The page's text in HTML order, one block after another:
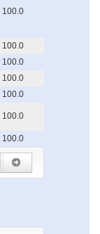
100.0
100.0
100.0
100.0
100.0
100.0
100.0